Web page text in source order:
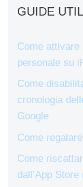
GUIDE
Come attivare
personale su
Come
cronologia
Google
Come regalare
Come
dall’App Store